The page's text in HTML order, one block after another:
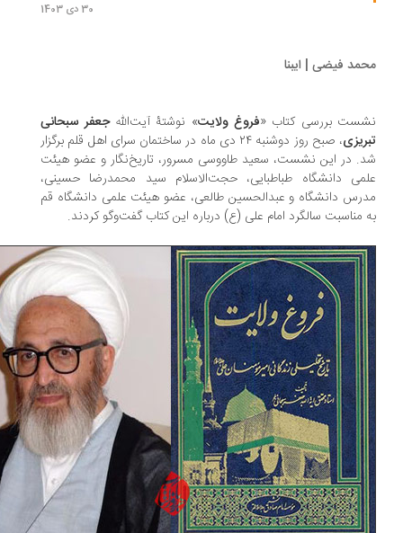
فیضی | ایبنا
بررسی کتاب «فروغ ولایت » نوشتۀ آیت‌اللهجعفر سبحانی
، صبح روز دوشنبه ۲۴ دی ماه در ساختمان سرای اهل قلم برگزار
در این نشست، سعید طاووسی مسرور، تاریخ‌نگار و عضو هیئت
دانشگاه طباطبایی، حجت‌الاسلام سید محمدرضا حسینی،
دانشگاه و عبدالحسین طالعی، عضو هیئت علمی دانشگاه قم
مناسبت سالگرد امام علی (ع) درباره این کتاب گفت‌وگو کردند.